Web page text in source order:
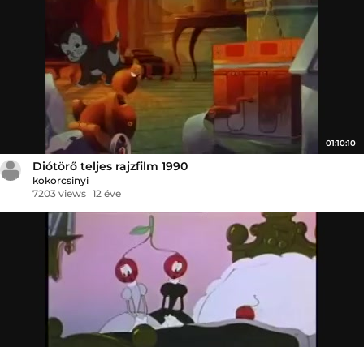
01:10:10
Diótörő teljes rajzfilm 1990
kokorcsinyi
7203 views 12 éve